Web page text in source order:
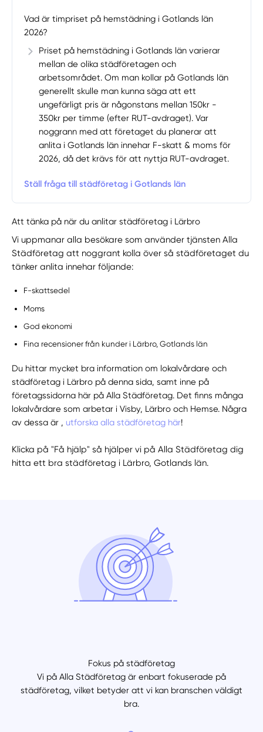
Vad är timpriset på hemstädning i Gotlands län
2026?
Priset på hemstädning i Gotlands län varierar
mellan de olika städföretagen och
arbetsområdet. Om man kollar på Gotlands län
generellt skulle man kunna säga att ett
ungefärligt pris är någonstans mellan 150kr -
350kr per timme (efter RUT-avdraget). Var
noggrann med att företaget du planerar att
anlita i Gotlands län innehar F-skatt & moms för
2026, då det krävs för att nyttja RUT-avdraget.
Ställ fråga till städföretag i Gotlands län
Att tänka på när du anlitar städföretag i Lärbro
Vi uppmanar alla besökare som använder tjänsten Alla
Städföretag att noggrant kolla över så städföretaget du
tänker anlita innehar följande:
F-skattsedel
Moms
God ekonomi
Fina recensioner från kunder i Lärbro, Gotlands län
Du hittar mycket bra information om lokalvårdare och
städföretag i Lärbro på denna sida, samt inne på
företagssidorna här på Alla Städföretag. Det finns många
lokalvårdare som arbetar i Visby, Lärbro och Hemse. Några
av dessa är , utforska alla städföretag här!
Klicka på "Få hjälp" så hjälper vi på Alla Städföretag dig
hitta ett bra städföretag i Lärbro, Gotlands län.
Fokus på städföretag
Vi på Alla Städföretag är enbart fokuserade på
städföretag, vilket betyder att vi kan branschen väldigt
bra.